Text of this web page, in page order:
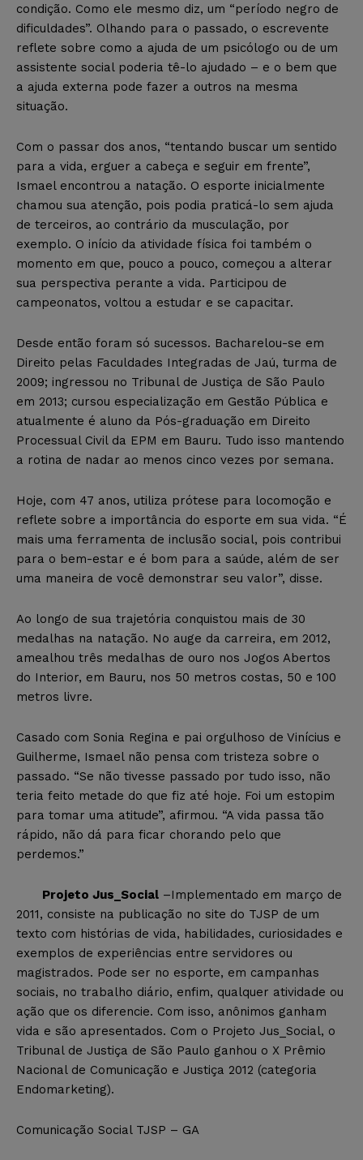
condição. Como ele mesmo diz, um “período negro de
dificuldades”. Olhando para o passado, o escrevente
reflete sobre como a ajuda de um psicólogo ou de um
assistente social poderia tê-lo ajudado – e o bem que
a ajuda externa pode fazer a outros na mesma
situação.
Com o passar dos anos, “tentando buscar um sentido
para a vida, erguer a cabeça e seguir em frente”,
Ismael encontrou a natação. O esporte inicialmente
chamou sua atenção, pois podia praticá-lo sem ajuda
de terceiros, ao contrário da musculação, por
exemplo. O início da atividade física foi também o
momento em que, pouco a pouco, começou a alterar
sua perspectiva perante a vida. Participou de
campeonatos, voltou a estudar e se capacitar.
Desde então foram só sucessos. Bacharelou-se em
Direito pelas Faculdades Integradas de Jaú, turma de
2009; ingressou no Tribunal de Justiça de São Paulo
em 2013; cursou especialização em Gestão Pública e
atualmente é aluno da Pós-graduação em Direito
Processual Civil da EPM em Bauru. Tudo isso mantendo
a rotina de nadar ao menos cinco vezes por semana.
Hoje, com 47 anos, utiliza prótese para locomoção e
reflete sobre a importância do esporte em sua vida. “É
mais uma ferramenta de inclusão social, pois contribui
para o bem-estar e é bom para a saúde, além de ser
uma maneira de você demonstrar seu valor”, disse.
Ao longo de sua trajetória conquistou mais de 30
medalhas na natação. No auge da carreira, em 2012,
amealhou três medalhas de ouro nos Jogos Abertos
do Interior, em Bauru, nos 50 metros costas, 50 e 100
metros livre.
Casado com Sonia Regina e pai orgulhoso de Vinícius e
Guilherme, Ismael não pensa com tristeza sobre o
passado. “Se não tivesse passado por tudo isso, não
teria feito metade do que fiz até hoje. Foi um estopim
para tomar uma atitude”, afirmou. “A vida passa tão
rápido, não dá para ficar chorando pelo que
perdemos.”
Projeto Jus_Social –Implementado em março de
2011, consiste na publicação no site do TJSP de um
texto com histórias de vida, habilidades, curiosidades e
exemplos de experiências entre servidores ou
magistrados. Pode ser no esporte, em campanhas
sociais, no trabalho diário, enfim, qualquer atividade ou
ação que os diferencie. Com isso, anônimos ganham
vida e são apresentados. Com o Projeto Jus_Social, o
Tribunal de Justiça de São Paulo ganhou o X Prêmio
Nacional de Comunicação e Justiça 2012 (categoria
Endomarketing).
Comunicação Social TJSP – GA